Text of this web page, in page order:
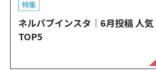
特集
ネルパブインスタ｜6月投稿 人気
TOP5